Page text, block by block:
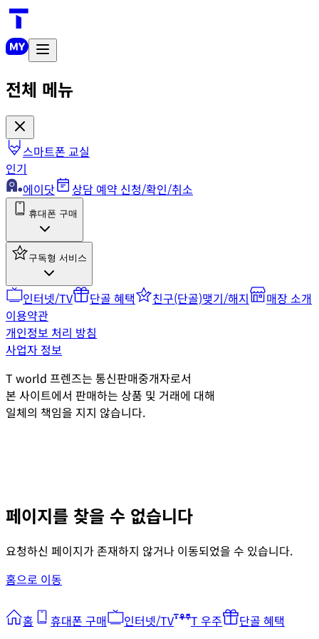
전체 메뉴
스마트폰 교실
인기
에이닷
상담 예약 신청/확인/취소
휴대폰 구매
구독형 서비스
인터넷/TV 단골 혜택 친구(단골)맺기/해지
매장 소개
이용약관
개인정보 처리 방침
사업자 정보
T world 프렌즈는 통신판매중개자로서
본 사이트에서 판매하는 상품 및 거래에 대해
일체의 책임을 지지 않습니다.
페이지를 찾을 수 없습니다
요청하신 페이지가 존재하지 않거나 이동되었을 수 있습니다.
홈으로 이동
홈 휴대폰 구매 인터넷/TV T 우주 단골 혜택